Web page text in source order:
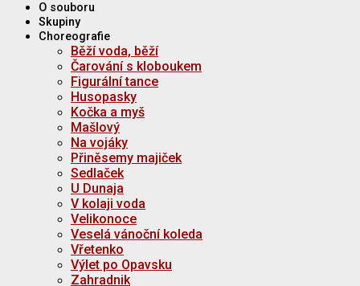
O souboru
Skupiny
Choreografie
Běží voda, běží
Čarování s kloboukem
Figurální tance
Husopasky
Kočka a myš
Mašlový
Na vojáky
Přiněsemy majiček
Sedlaček
U Dunaja
V kolaji voda
Velikonoce
Veselá vánoční koleda
Vřetenko
Výlet po Opavsku
Zahradnik